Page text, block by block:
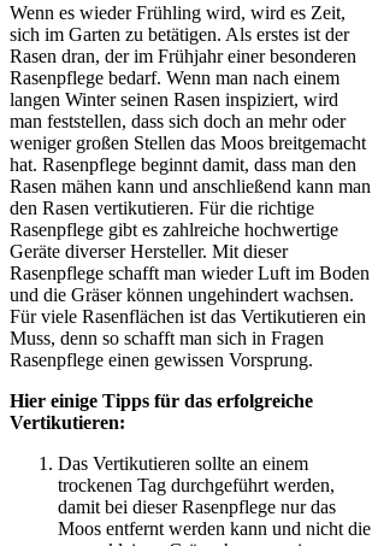
Wenn es wieder Frühling wird, wird es Zeit,
sich im Garten zu betätigen. Als erstes ist der
Rasen dran, der im Frühjahr einer besonderen
Rasenpflege bedarf. Wenn man nach einem
langen Winter seinen Rasen inspiziert, wird
man feststellen, dass sich doch an mehr oder
weniger großen Stellen das Moos breitgemacht
hat. Rasenpflege beginnt damit, dass man den
Rasen mähen kann und anschließend kann man
den Rasen vertikutieren. Für die richtige
Rasenpflege gibt es zahlreiche hochwertige
Geräte diverser Hersteller. Mit dieser
Rasenpflege schafft man wieder Luft im Boden
und die Gräser können ungehindert wachsen.
Für viele Rasenflächen ist das Vertikutieren ein
Muss, denn so schafft man sich in Fragen
Rasenpflege einen gewissen Vorsprung.
Hier einige Tipps für das erfolgreiche
Vertikutieren:
Das Vertikutieren sollte an einem
trockenen Tag durchgeführt werden,
damit bei dieser Rasenpflege nur das
Moos entfernt werden kann und nicht die